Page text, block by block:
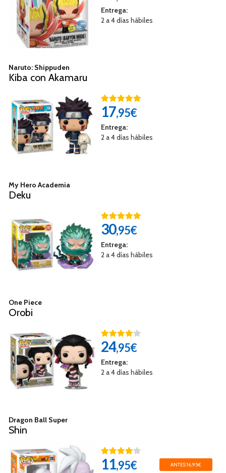
Entrega:
2 a 4 días hábiles
Naruto: Shippuden
Kiba con Akamaru
17,95€
Entrega:
2 a 4 días hábiles
My Hero Academia
Deku
30,95€
Entrega:
2 a 4 días hábiles
One Piece
Orobi
24,95€
Entrega:
2 a 4 días hábiles
Dragon Ball Super
Shin
11,95€ ANTES 16,95€